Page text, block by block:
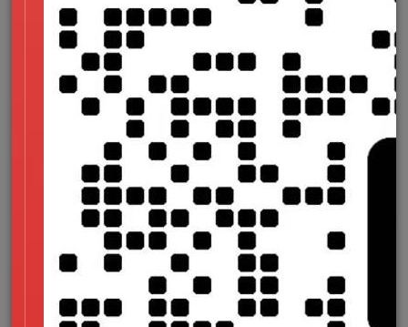
和技术需求的了解。
提供营销和推广渠道：半导体网站建设能够提供更加便捷的
营销和推广渠道，通过网站的内容和活动，吸引更多的潜在客
户，提高企业的知名度和品牌价值。
建立客户关系：半导体网站建设能够建立更加紧密的客户关
系，通过网站的在线客服、邮件、电话等方式，及时解决客户的
问题和需求，提高客户对于企业的信任度和忠诚度。
二、半导体网站建设流程
网站策划：根据企业的需求和目标，制定网站的整体策划和
设计方案，包括网站的架构、页面布局、色彩搭配、字体选择